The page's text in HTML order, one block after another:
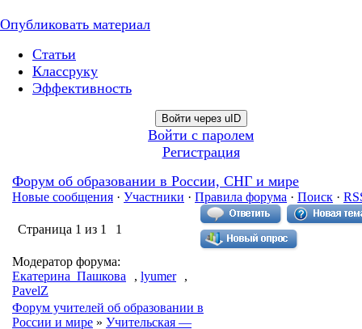
Опубликовать материал
Статьи
Классруку
Эффективность
Войти через uID
Войти с паролем
Регистрация
Форум об образовании в России, СНГ и мире
Новые сообщения · Участники · Правила форума · Поиск ·
Страница 1 из 1 1
Модератор форума:
Екатерина_Пашкова
, lyumer
,
PavelZ
Форум учителей об образовании в
России и мире » Учительская —